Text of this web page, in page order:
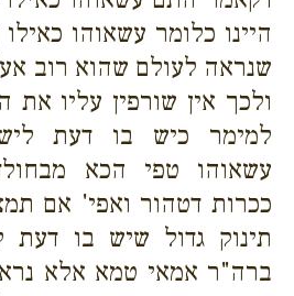
היינו כלומר עשאוהו
שנראה לעולם שהוא רוב
ולכך אין שורפין עליו
למימר כיש בו דעת
עשאוהו טפי הכא
ככרות דטהור ואפי' אם
תינוק גדול שיש בו
ברה"ר אמאי טמא אלא